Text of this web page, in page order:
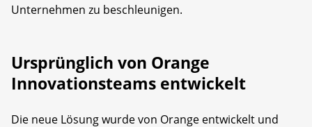
Unternehmen zu beschleunigen.
Ursprünglich von Orange
Innovationsteams entwickelt
Die neue Lösung wurde von Orange entwickelt und